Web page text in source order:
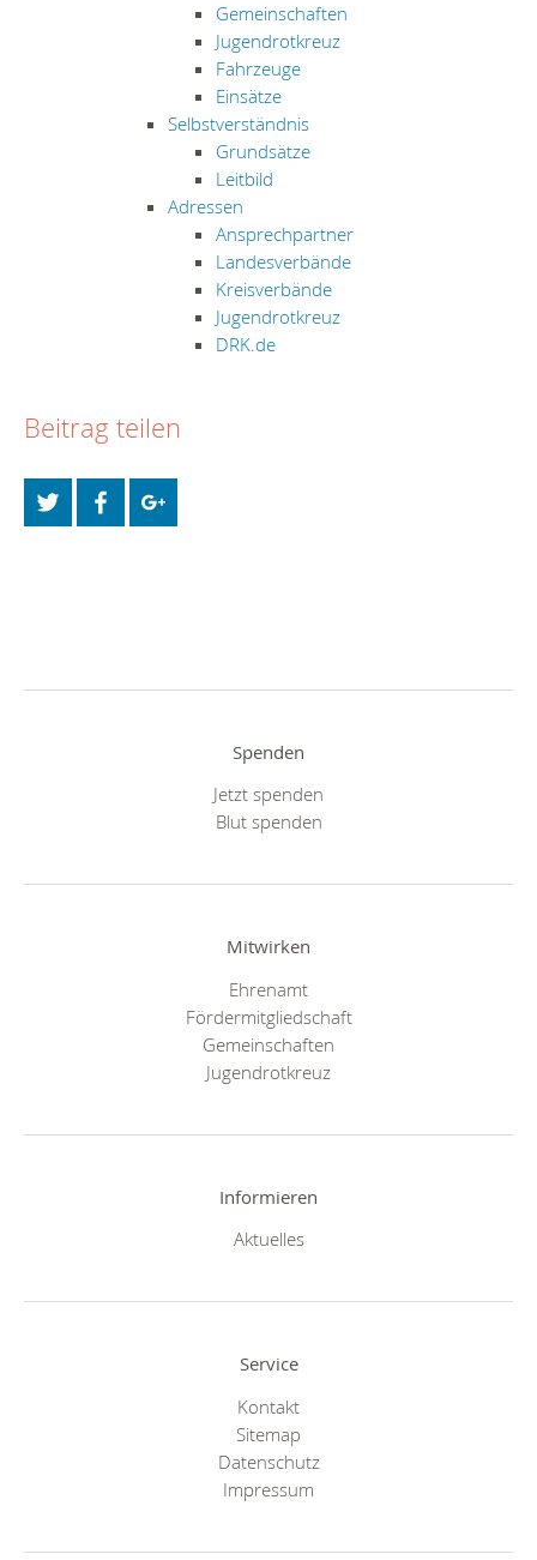
Gemeinschaften
Jugendrotkreuz
Fahrzeuge
Einsätze
Selbstverständnis
Grundsätze
Leitbild
Adressen
Ansprechpartner
Landesverbände
Kreisverbände
Jugendrotkreuz
DRK.de
Beitrag teilen
Spenden
Jetzt spenden
Blut spenden
Mitwirken
Ehrenamt
Fördermitgliedschaft
Gemeinschaften
Jugendrotkreuz
Informieren
Aktuelles
Service
Kontakt
Sitemap
Datenschutz
Impressum